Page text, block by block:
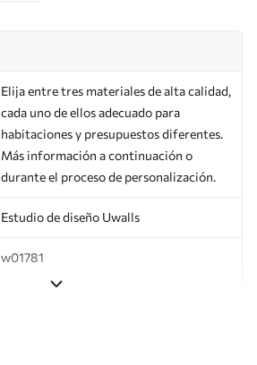
Elija entre tres materiales de alta calidad,
cada uno de ellos adecuado para
habitaciones y presupuestos diferentes.
Más información a continuación o
durante el proceso de personalización.
Estudio de diseño Uwalls
w01781